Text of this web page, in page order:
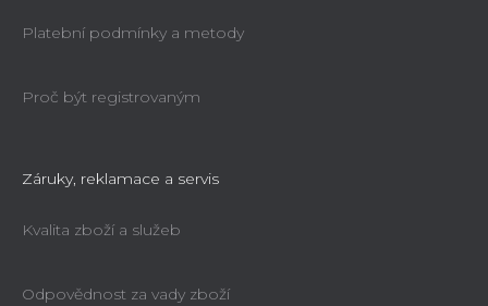
Platební podmínky a metody
Proč být registrovaným
Záruky, reklamace a servis
Kvalita zboží a služeb
Odpovědnost za vady zboží